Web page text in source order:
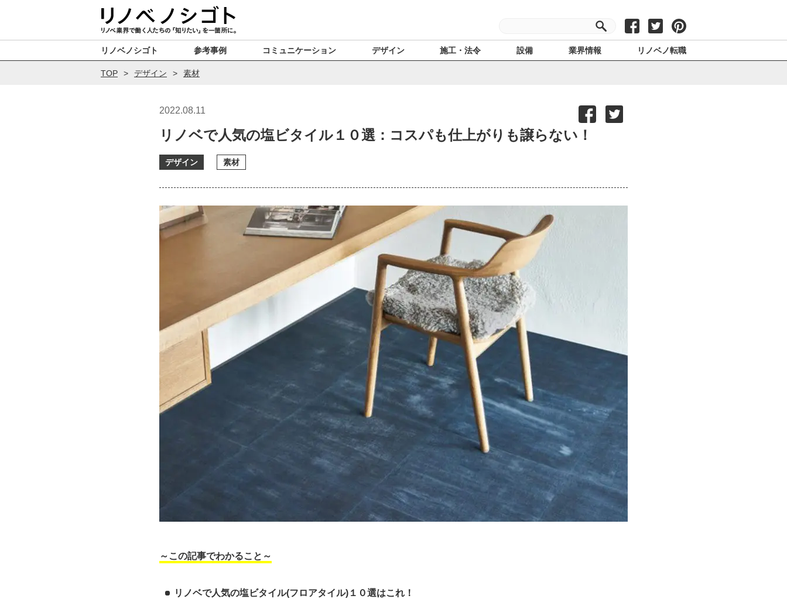
リノベノシゴト 参考事例 コミュニケーション デザイン 施工・法令 設備 業界情報 リノベノ転職
TOP デザイン 素材
2022.08.11
リノベで人気の塩ビタイル１０選：コスパも仕上がりも譲らない！
デザイン 素材
～この記事でわかること～
リノベで人気の塩ビタイル(フロアタイル)１０選はこれ！